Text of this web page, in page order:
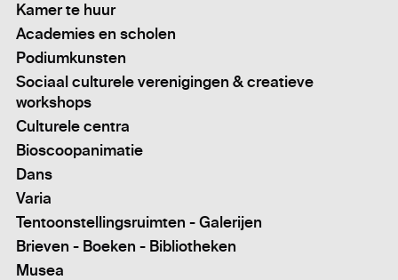
Kamer te huur
Academies en scholen
Podiumkunsten
Sociaal culturele verenigingen & creatieve
workshops
Culturele centra
Bioscoopanimatie
Dans
Varia
Tentoonstellingsruimten - Galerijen
Brieven - Boeken - Bibliotheken
Musea